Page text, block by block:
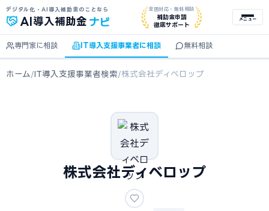
デジタル化・AI導入補助金のことなら
AI 導入補助金 ナビ
全国対応・無料相談
補助金申請
徹底サポート
メニュー
専門家に相談 IT導入支援事業者に相談 無料相談
ホーム /IT導入支援事業者検索/株式会社ディベロップ
株式会社ディベロップ